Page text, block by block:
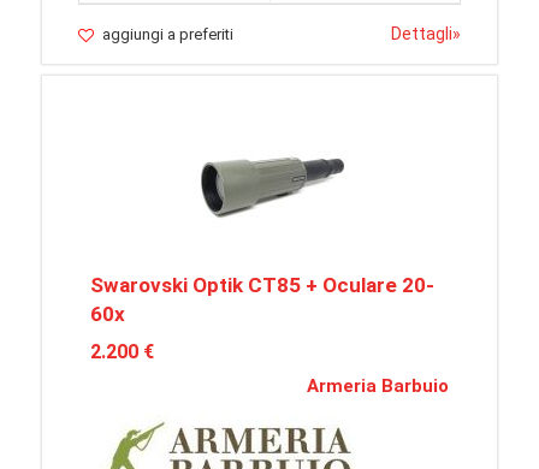
aggiungi a preferiti Dettagli»
Swarovski Optik CT85 + Oculare 20-
60x
2.200 €
Armeria Barbuio